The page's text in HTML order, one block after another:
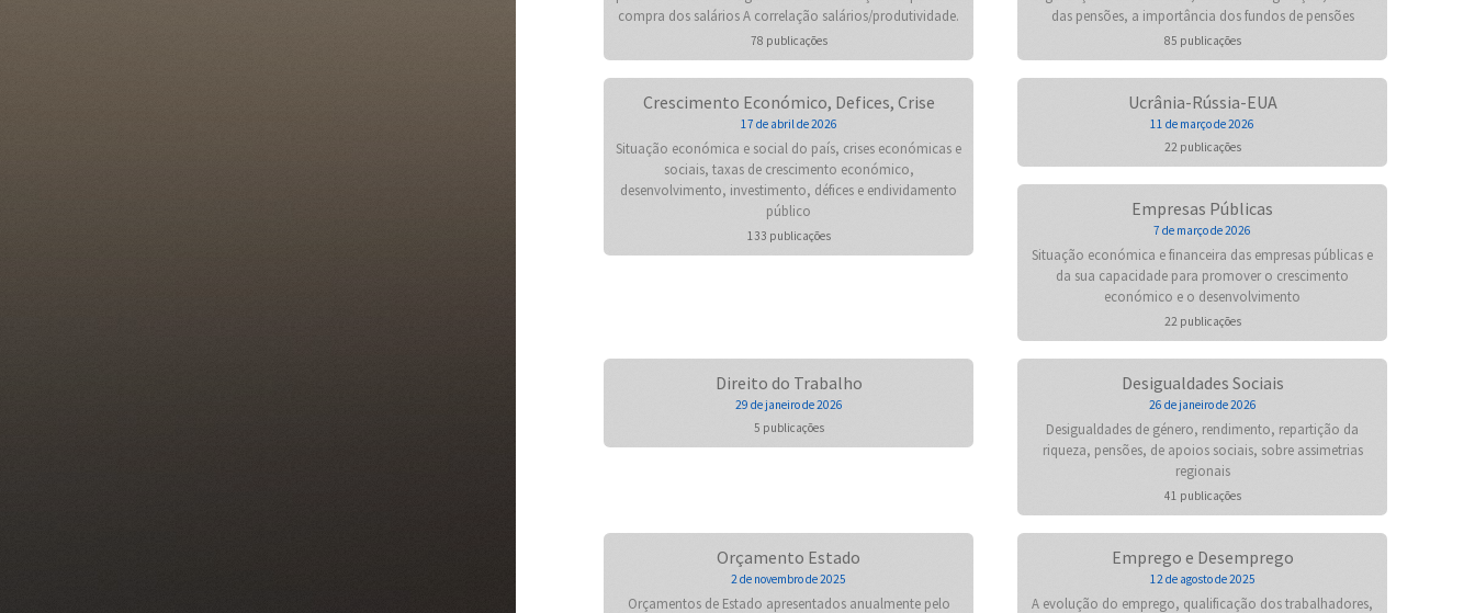
compra dos salários A correlação salários/produtividade.
78 publicações
das pensões, a importância dos fundos de pensões
85 publicações
Crescimento Económico, Defices, Crise
17 de abril de 2026
Situação económica e social do país, crises económicas e
sociais, taxas de crescimento económico,
desenvolvimento, investimento, défices e endividamento
público
133 publicações
Ucrânia-Rússia-EUA
11 de março de 2026
22 publicações
Empresas Públicas
7 de março de 2026
Situação económica e financeira das empresas públicas e
da sua capacidade para promover o crescimento
económico e o desenvolvimento
22 publicações
Direito do Trabalho
29 de janeiro de 2026
5 publicações
Desigualdades Sociais
26 de janeiro de 2026
Desigualdades de género, rendimento, repartição da
riqueza, pensões, de apoios sociais, sobre assimetrias
regionais
41 publicações
Orçamento Estado
2 de novembro de 2025
Orçamentos de Estado apresentados anualmente pelo
Emprego e Desemprego
12 de agosto de 2025
A evolução do emprego, qualificação dos trabalhadores,